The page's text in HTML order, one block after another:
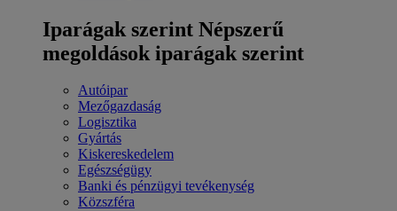
Iparágak szerint Népszerű
megoldások iparágak szerint
Autóipar
Mezőgazdaság
Logisztika
Gyártás
Kiskereskedelem
Egészségügy
Banki és pénzügyi tevékenység
Közszféra